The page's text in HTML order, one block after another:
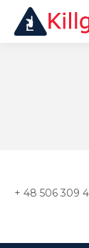
+ 48 506 309